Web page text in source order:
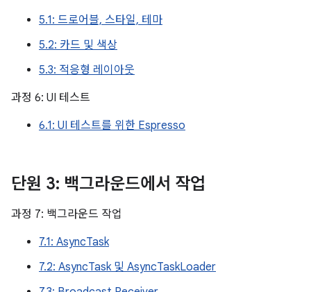
5.1: 드로어블, 스타일, 테마
5.2: 카드 및 색상
5.3: 적응형 레이아웃
과정 6: UI 테스트
6.1: UI 테스트를 위한 Espresso
단원 3: 백그라운드에서 작업
과정 7: 백그라운드 작업
7.1: AsyncTask
7.2: AsyncTask 및 AsyncTaskLoader